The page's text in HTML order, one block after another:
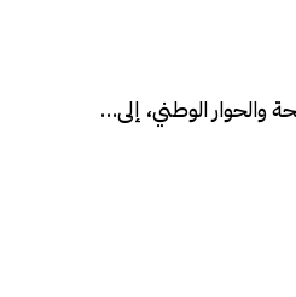
والحوار الوطني، إلى…